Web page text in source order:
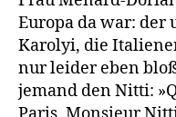
Europa da war: der
Karolyi, die
nur leider eben
jemand den Nitti: